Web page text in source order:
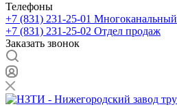
Телефоны
+7 (831) 231-25-01 Многоканальный
+7 (831) 231-25-02 Отдел продаж
Заказать звонок